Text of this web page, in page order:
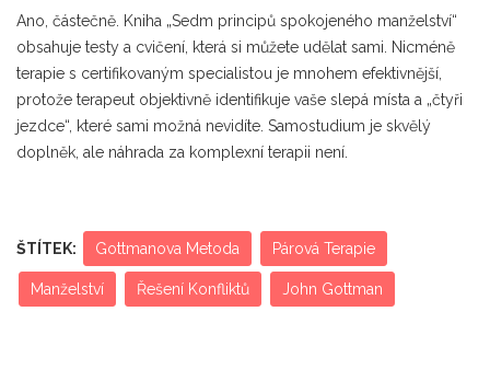
Ano, částečně. Kniha „Sedm principů spokojeného manželství“
obsahuje testy a cvičení, která si můžete udělat sami. Nicméně
terapie s certifikovaným specialistou je mnohem efektivnější,
protože terapeut objektivně identifikuje vaše slepá místa a „čtyři
jezdce“, které sami možná nevidíte. Samostudium je skvělý
doplněk, ale náhrada za komplexní terapii není.
ŠTÍTEK: Gottmanova Metoda Párová Terapie
Manželství Řešení Konfliktů John Gottman